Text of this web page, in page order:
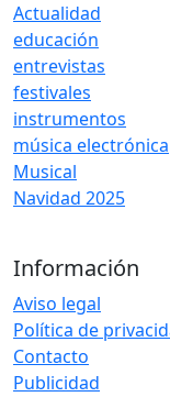
Actualidad
educación
entrevistas
festivales
instrumentos
música electrónica
Musical
Navidad 2025
Información
Aviso legal
Política de
Contacto
Publicidad